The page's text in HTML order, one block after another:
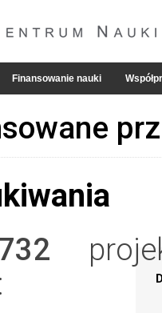
Finansowanie nauki